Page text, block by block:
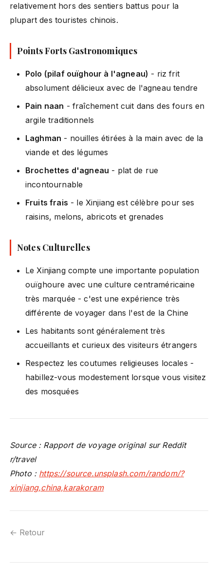
relativement hors des sentiers battus pour la
plupart des touristes chinois.
Points Forts Gastronomiques
Polo (pilaf ouïghour à l'agneau) - riz frit
absolument délicieux avec de l'agneau tendre
Pain naan - fraîchement cuit dans des fours en
argile traditionnels
Laghman - nouilles étirées à la main avec de la
viande et des légumes
Brochettes d'agneau - plat de rue
incontournable
Fruits frais - le Xinjiang est célèbre pour ses
raisins, melons, abricots et grenades
Notes Culturelles
Le Xinjiang compte une importante population
ouïghoure avec une culture centraméricaine
très marquée - c'est une expérience très
différente de voyager dans l'est de la Chine
Les habitants sont généralement très
accueillants et curieux des visiteurs étrangers
Respectez les coutumes religieuses locales -
habillez-vous modestement lorsque vous visitez
des mosquées
Source : Rapport de voyage original sur Reddit
r/travel
Photo : https://source.unsplash.com/random/?
xinjiang,china,karakoram
← Retour